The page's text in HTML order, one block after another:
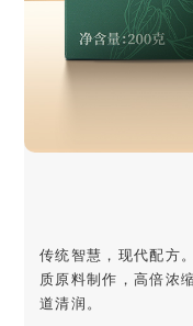
传统智慧，现代配方
质原料制作，高倍浓
道清润。